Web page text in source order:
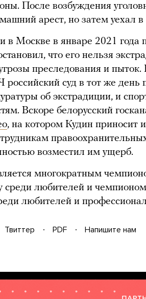
После возбуждения
арест, но затем уехал
в Москве в январе 2021 года
что его нельзя
преследования и
суд в тот же день
об экстрадиции, и
Вскоре белорусский
, на котором Кудин приносит
возместил им ущерб.
многократным
среди любителей и
любителей и
Твиттер PDF
Напишите нам